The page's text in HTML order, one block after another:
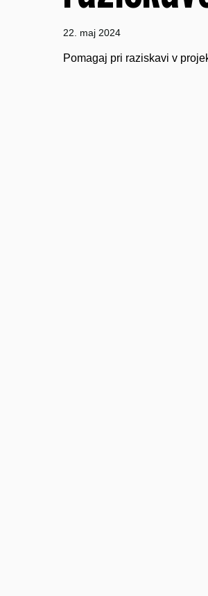
22. maj 2024
Pomagaj pri raziskavi v